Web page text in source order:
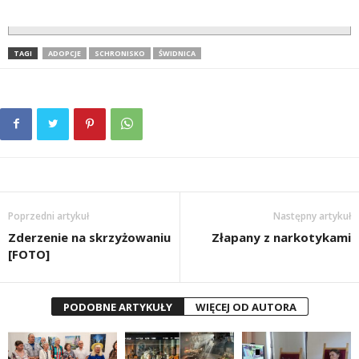
TAGI ADOPCJE SCHRONISKO ŚWIDNICA
Poprzedni artykuł
Zderzenie na skrzyżowaniu
[FOTO]
Następny artykuł
Złapany z narkotykami
PODOBNE ARTYKUŁY WIĘCEJ OD AUTORA